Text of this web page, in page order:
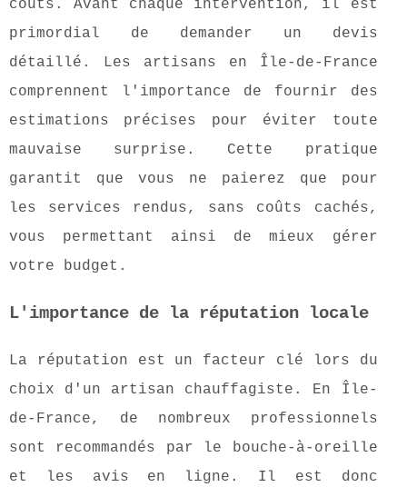
coûts. Avant chaque intervention, il est
primordial de demander un devis
détaillé. Les artisans en Île-de-France
comprennent l'importance de fournir des
estimations précises pour éviter toute
mauvaise surprise. Cette pratique
garantit que vous ne paierez que pour
les services rendus, sans coûts cachés,
vous permettant ainsi de mieux gérer
votre budget.
L'importance de la réputation locale
La réputation est un facteur clé lors du
choix d'un artisan chauffagiste. En Île-
de-France, de nombreux professionnels
sont recommandés par le bouche-à-oreille
et les avis en ligne. Il est donc